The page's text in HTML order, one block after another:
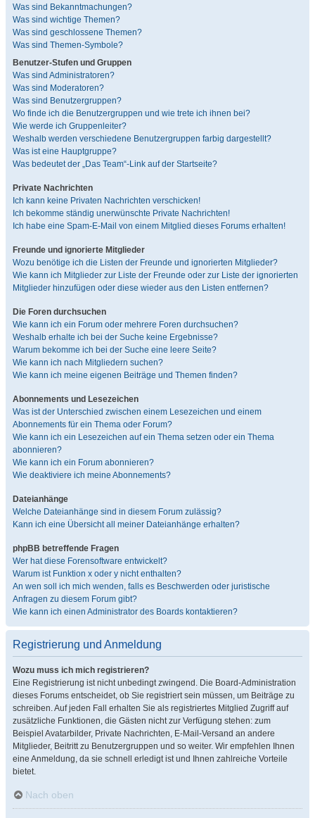
Was sind Bekanntmachungen?
Was sind wichtige Themen?
Was sind geschlossene Themen?
Was sind Themen-Symbole?
Benutzer-Stufen und Gruppen
Was sind Administratoren?
Was sind Moderatoren?
Was sind Benutzergruppen?
Wo finde ich die Benutzergruppen und wie trete ich ihnen bei?
Wie werde ich Gruppenleiter?
Weshalb werden verschiedene Benutzergruppen farbig dargestellt?
Was ist eine Hauptgruppe?
Was bedeutet der „Das Team“-Link auf der Startseite?
Private Nachrichten
Ich kann keine Privaten Nachrichten verschicken!
Ich bekomme ständig unerwünschte Private Nachrichten!
Ich habe eine Spam-E-Mail von einem Mitglied dieses Forums erhalten!
Freunde und ignorierte Mitglieder
Wozu benötige ich die Listen der Freunde und ignorierten Mitglieder?
Wie kann ich Mitglieder zur Liste der Freunde oder zur Liste der ignorierten
Mitglieder hinzufügen oder diese wieder aus den Listen entfernen?
Die Foren durchsuchen
Wie kann ich ein Forum oder mehrere Foren durchsuchen?
Weshalb erhalte ich bei der Suche keine Ergebnisse?
Warum bekomme ich bei der Suche eine leere Seite?
Wie kann ich nach Mitgliedern suchen?
Wie kann ich meine eigenen Beiträge und Themen finden?
Abonnements und Lesezeichen
Was ist der Unterschied zwischen einem Lesezeichen und einem
Abonnements für ein Thema oder Forum?
Wie kann ich ein Lesezeichen auf ein Thema setzen oder ein Thema
abonnieren?
Wie kann ich ein Forum abonnieren?
Wie deaktiviere ich meine Abonnements?
Dateianhänge
Welche Dateianhänge sind in diesem Forum zulässig?
Kann ich eine Übersicht all meiner Dateianhänge erhalten?
phpBB betreffende Fragen
Wer hat diese Forensoftware entwickelt?
Warum ist Funktion x oder y nicht enthalten?
An wen soll ich mich wenden, falls es Beschwerden oder juristische
Anfragen zu diesem Forum gibt?
Wie kann ich einen Administrator des Boards kontaktieren?
Registrierung und Anmeldung
Wozu muss ich mich registrieren?
Eine Registrierung ist nicht unbedingt zwingend. Die Board-Administration
dieses Forums entscheidet, ob Sie registriert sein müssen, um Beiträge zu
schreiben. Auf jeden Fall erhalten Sie als registriertes Mitglied Zugriff auf
zusätzliche Funktionen, die Gästen nicht zur Verfügung stehen: zum
Beispiel Avatarbilder, Private Nachrichten, E-Mail-Versand an andere
Mitglieder, Beitritt zu Benutzergruppen und so weiter. Wir empfehlen Ihnen
eine Anmeldung, da sie schnell erledigt ist und Ihnen zahlreiche Vorteile
bietet.
Nach oben